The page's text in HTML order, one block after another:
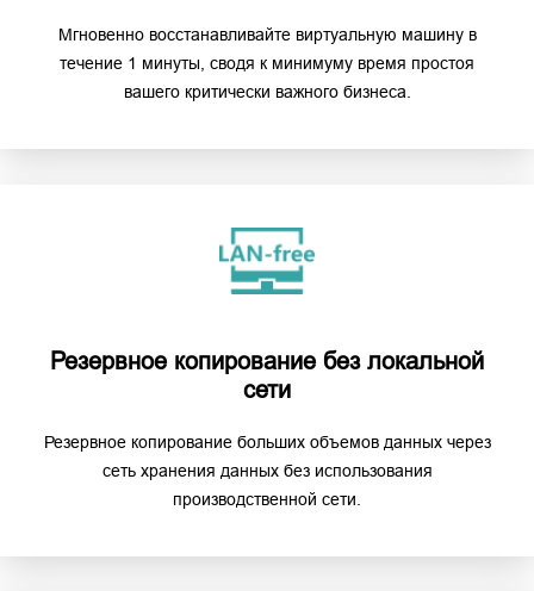
Мгновенно восстанавливайте виртуальную машину в
течение 1 минуты, сводя к минимуму время простоя
вашего критически важного бизнеса.
Резервное копирование без локальной
сети
Резервное копирование больших объемов данных через
сеть хранения данных без использования
производственной сети.